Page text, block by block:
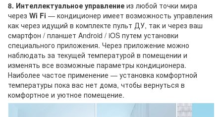
8. Интеллектуальное управление из любой точки мира
через Wi Fi — кондиционер имеет возможность управления
как через идущий в комплекте пульт ДУ, так и через ваш
смартфон / планшет Android / iOS путем установки
специального приложения. Через приложение можно
наблюдать за текущей температурой в помещении и
изменять все возможные параметры кондиционера.
Наиболее частое применение — установка комфортной
температуры пока вас нет дома, чтобы вернуться в
комфортное и уютное помещение.